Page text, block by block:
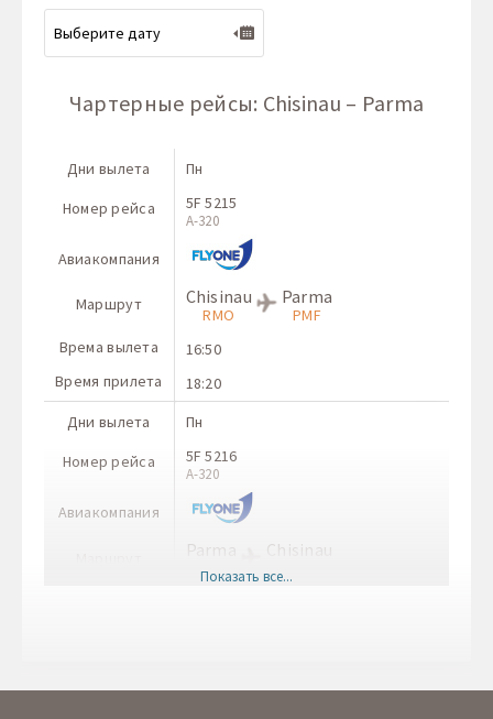
Чартерные рейсы: Chisinau – Parma
Дни вылета
Номер рейса
Авиакомпания
Маршрут
Врема вылета
Время прилета
Пн
5F 5215
A-320
Chisinau
RMO
Parma
PMF
16:50
18:20
Дни вылета
Номер рейса
Авиакомпания
Пн
5F 5216
A-320
Parma
PMF
Chisinau
Показать все...